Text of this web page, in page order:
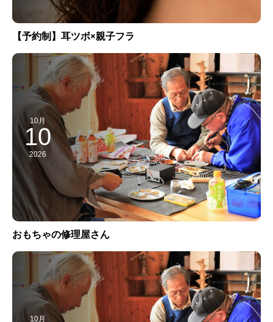
【予約制】耳ツボ×親子フラ
10月
10
2026
おもちゃの修理屋さん
10月